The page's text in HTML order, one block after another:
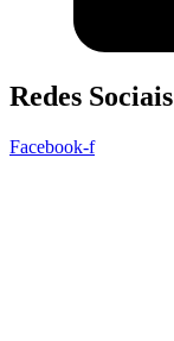
Redes Sociais
Facebook-f